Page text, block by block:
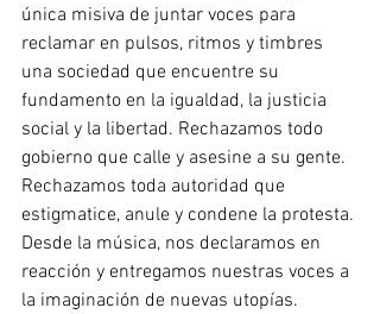
única misiva de juntar voces para
reclamar en pulsos, ritmos y timbres
una sociedad que encuentre su
fundamento en la igualdad, la justicia
social y la libertad. Rechazamos todo
gobierno que calle y asesine a su gente.
Rechazamos toda autoridad que
estigmatice, anule y condene la protesta.
Desde la música, nos declaramos en
reacción y entregamos nuestras voces a
la imaginación de nuevas utopías.